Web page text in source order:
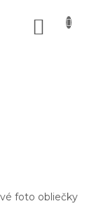
foto obliečky